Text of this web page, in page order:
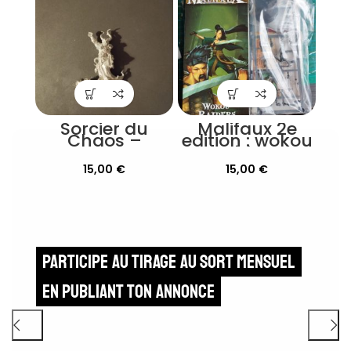
Sorcier du
Chaos –
GamesDay
2010
15,00 €
Malifaux 2e
edition : wokou
raiders
15,00 €
Participe au tirage au sort mensuel
en publiant ton annonce